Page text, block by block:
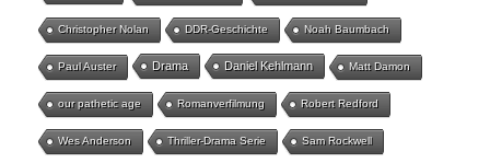
Christopher Nolan DDR-Geschichte Noah Baumbach
Paul Auster Drama Daniel Kehlmann Matt Damon
our pathetic age Romanverfilmung Robert Redford
Wes Anderson Thriller-Drama Serie Sam Rockwell